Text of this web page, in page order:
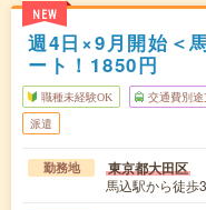
NEW
週4日×9月開始＜
ート！1850円
職種未経験OK 交通費別途
派遣
勤務地 東京都大田区
馬込駅から徒歩